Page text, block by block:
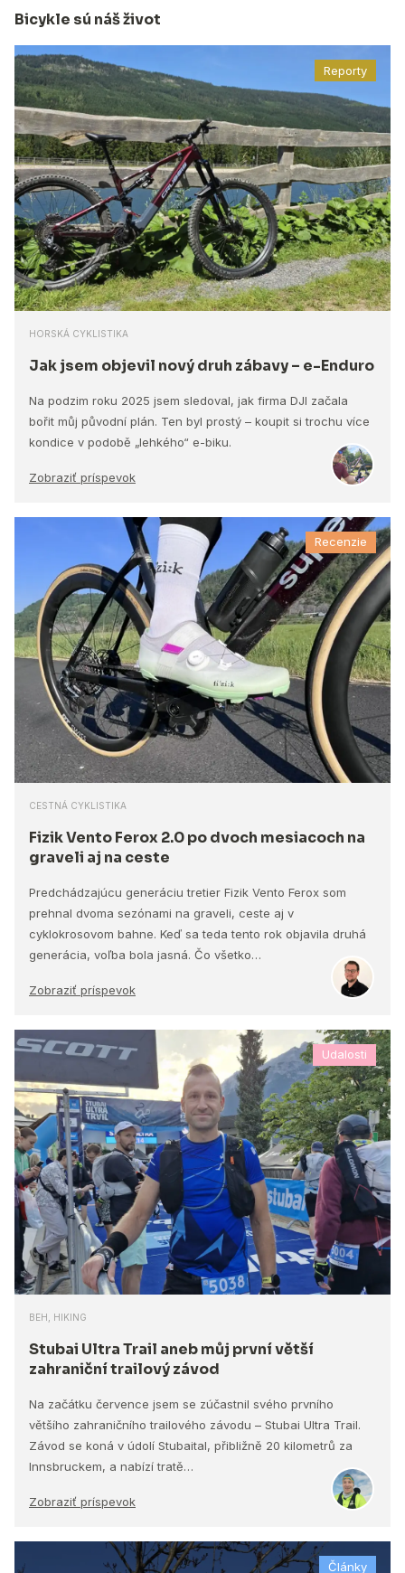
Bicykle sú náš život
Reporty
HORSKÁ CYKLISTIKA
Jak jsem objevil nový druh zábavy – e-Enduro
Na podzim roku 2025 jsem sledoval, jak firma DJI začala
bořit můj původní plán. Ten byl prostý – koupit si trochu více
kondice v podobě „lehkého“ e-biku.
Zobraziť príspevok
Recenzie
CESTNÁ CYKLISTIKA
Fizik Vento Ferox 2.0 po dvoch mesiacoch na
graveli aj na ceste
Predchádzajúcu generáciu tretier Fizik Vento Ferox som
prehnal dvoma sezónami na graveli, ceste aj v
cyklokrosovom bahne. Keď sa teda tento rok objavila druhá
generácia, voľba bola jasná. Čo všetko…
Zobraziť príspevok
Udalosti
BEH, HIKING
Stubai Ultra Trail aneb můj první větší
zahraniční trailový závod
Na začátku července jsem se zúčastnil svého prvního
většího zahraničního trailového závodu – Stubai Ultra Trail.
Závod se koná v údolí Stubaital, přibližně 20 kilometrů za
Innsbruckem, a nabízí tratě…
Zobraziť príspevok
Články